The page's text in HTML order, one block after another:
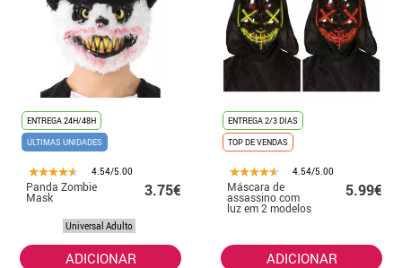
ENTREGA 24H/48H
ÚLTIMAS UNIDADES
4.54/5.00
Panda Zombie
Mask 3.75€
Universal Adulto
ADICIONAR
ENTREGA 2/3 DIAS
TOP DE VENDAS
4.54/5.00
Máscara de
assassino com
luz em 2 modelos
5.99€
ADICIONAR